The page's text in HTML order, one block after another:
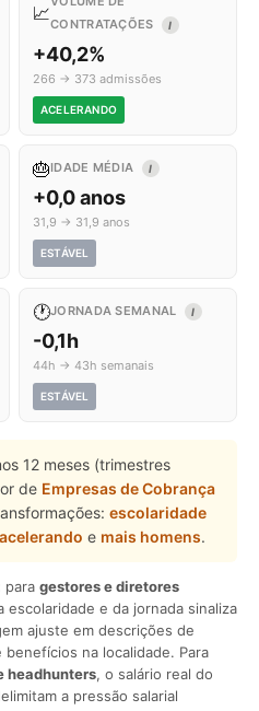
📈CONTRATAÇÕES
I
+40,2%
266 → 373 admissões
ACELERANDO
🎂IDADE MÉDIA I
+0,0 anos
31,9 → 31,9 anos
ESTÁVEL
🕐JORNADA SEMANAL I
-0,1h
44h → 43h semanais
ESTÁVEL
12 meses (trimestres
de Empresas de Cobrança
escolaridade
e mais homens.
para gestores e diretores
escolaridade e da jornada sinaliza
ajuste em descrições de
na localidade. Para
headhunters, o salário real do
a pressão salarial